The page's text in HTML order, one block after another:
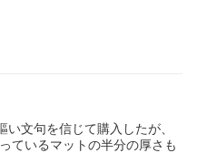
い文句を信じて購入したが、
ているマットの半分の厚さも